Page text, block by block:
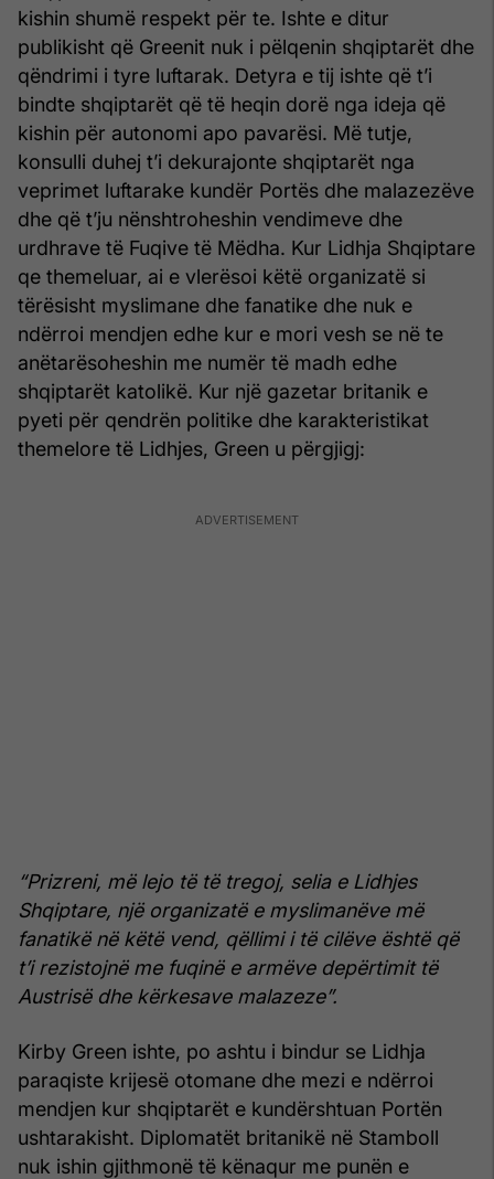
kishin shumë respekt për te. Ishte e ditur
publikisht që Greenit nuk i pëlqenin shqiptarët dhe
qëndrimi i tyre luftarak. Detyra e tij ishte që t’i
bindte shqiptarët që të heqin dorë nga ideja që
kishin për autonomi apo pavarësi. Më tutje,
konsulli duhej t’i dekurajonte shqiptarët nga
veprimet luftarake kundër Portës dhe malazezëve
dhe që t’ju nënshtroheshin vendimeve dhe
urdhrave të Fuqive të Mëdha. Kur Lidhja Shqiptare
qe themeluar, ai e vlerësoi këtë organizatë si
tërësisht myslimane dhe fanatike dhe nuk e
ndërroi mendjen edhe kur e mori vesh se në te
anëtarësoheshin me numër të madh edhe
shqiptarët katolikë. Kur një gazetar britanik e
pyeti për qendrën politike dhe karakteristikat
themelore të Lidhjes, Green u përgjigj:
“Prizreni, më lejo të të tregoj, selia e Lidhjes
Shqiptare, një organizatë e myslimanëve më
fanatikë në këtë vend, qëllimi i të cilëve është që
t’i rezistojnë me fuqinë e armëve depërtimit të
Austrisë dhe kërkesave malazeze”.
Kirby Green ishte, po ashtu i bindur se Lidhja
paraqiste krijesë otomane dhe mezi e ndërroi
mendjen kur shqiptarët e kundërshtuan Portën
ushtarakisht. Diplomatët britanikë në Stamboll
nuk ishin gjithmonë të kënaqur me punën e